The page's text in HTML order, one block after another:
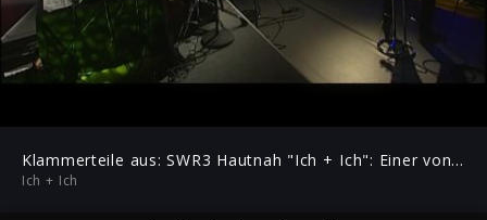
Play Mute
Klammerteile aus: SWR3 Hautnah "Ich + Ich": Einer von Zweien
Ich + Ich